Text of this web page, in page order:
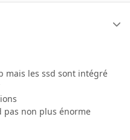
mais les ssd sont intégré
pas non plus énorme